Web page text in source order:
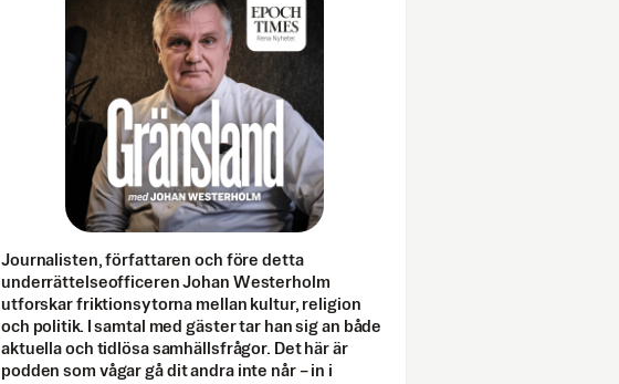
Journalisten, författaren och före detta
underrättelseofficeren Johan Westerholm
utforskar friktionsytorna mellan kultur, religion
och politik. I samtal med gäster tar han sig an både
aktuella och tidlösa samhällsfrågor. Det här är
podden som vågar gå dit andra inte når – in i